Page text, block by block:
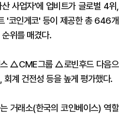
사업자'에 업비트가 글로벌 4위,
'코인게코' 등이 제공한 총 646개
위를 매겼다.
스 △CME그룹 △로빈후드 다음으
계 건전성 등을 높게 평가했다.
거래소(한국의 코인베이스) 역할